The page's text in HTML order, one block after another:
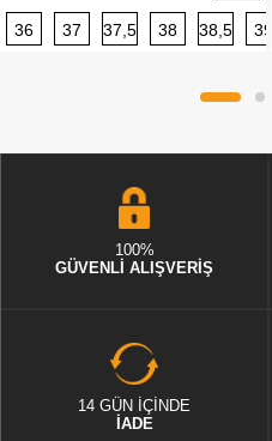
36 37 37,5 38 38,5 39
100%
GÜVENLİ ALIŞVERİŞ
14 GÜN İÇİNDE
İADE